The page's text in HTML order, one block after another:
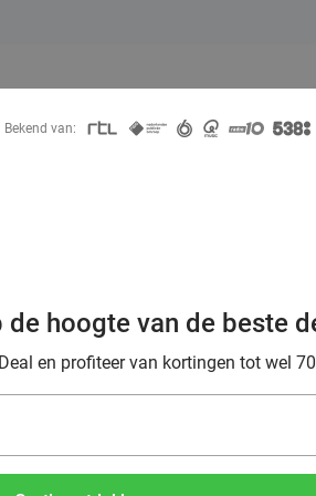
Breda
én de
Bekend van:
hoogte van de beste
en profiteer van kortingen tot wel